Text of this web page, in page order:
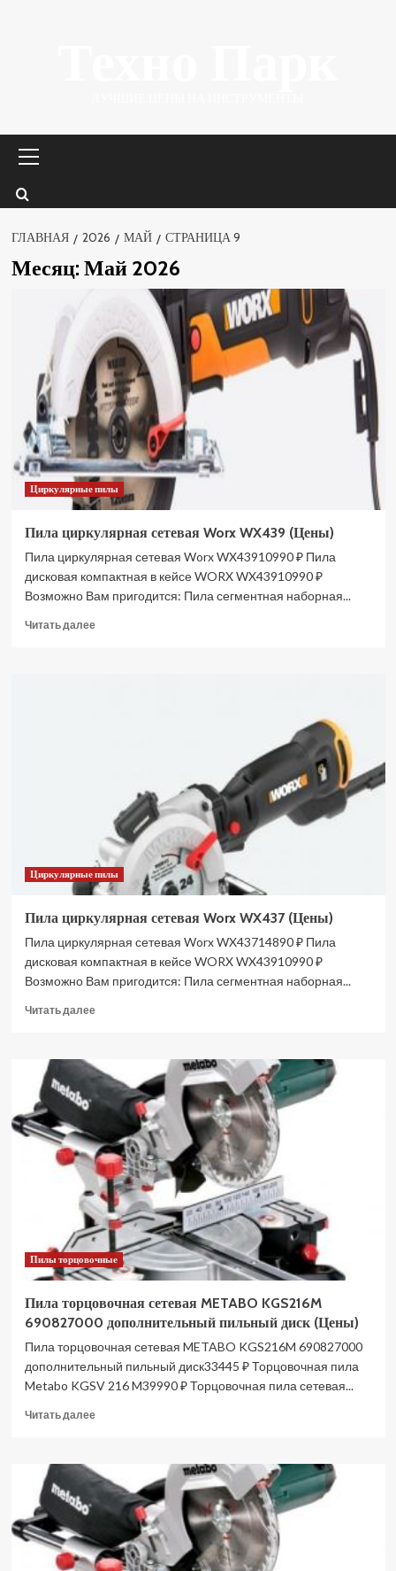
меню
ГЛАВНАЯ 2026 МАЙ СТРАНИЦА 9
Месяц: Май 2026
Циркулярные пилы
Пила циркулярная сетевая Worx WX439 (Цены)
Пила циркулярная сетевая Worx WX43910990 ₽ Пила
дисковая компактная в кейсе WORX WX43910990 ₽
Возможно Вам пригодится: Пила сегментная наборная...
Читать далееПрочитать
Циркулярные пилы
Пила циркулярная сетевая Worx WX437 (Цены)
Пила циркулярная сетевая Worx WX43714890 ₽ Пила
дисковая компактная в кейсе WORX WX43910990 ₽
Возможно Вам пригодится: Пила сегментная наборная...
Читать далееПрочитать
циркулярная
сетевая
Worx
(Цены)
Пилы торцовочные
Пила торцовочная сетевая METABO KGS216M
690827000 дополнительный пильный диск (Цены)
Пила торцовочная сетевая METABO KGS216M 690827000
дополнительный пильный диск33445 ₽ Торцовочная пила
Metabo KGSV 216 M39990 ₽ Торцовочная пила сетевая...
Читать далееПрочитать
торцовочная
сетевая
METABO
KGS216M
690827000
дополнительный